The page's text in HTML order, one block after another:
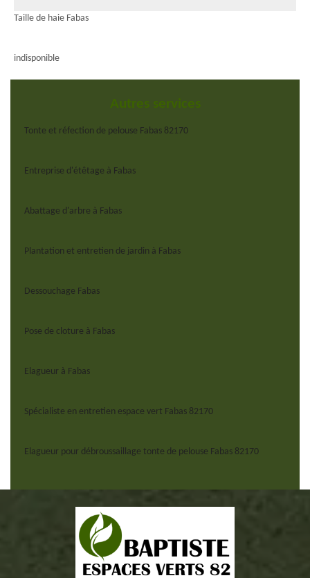
Taille de haie Fabas
indisponible
Autres services
Tonte et réfection de pelouse Fabas 82170
Entreprise d'étêtage à Fabas
Abattage d'arbre à Fabas
Plantation et entretien de jardin à Fabas
Dessouchage Fabas
Pose de cloture à Fabas
Elagueur à Fabas
Spécialiste en entretien espace vert Fabas 82170
Elagueur pour débroussaillage tonte de pelouse Fabas 82170